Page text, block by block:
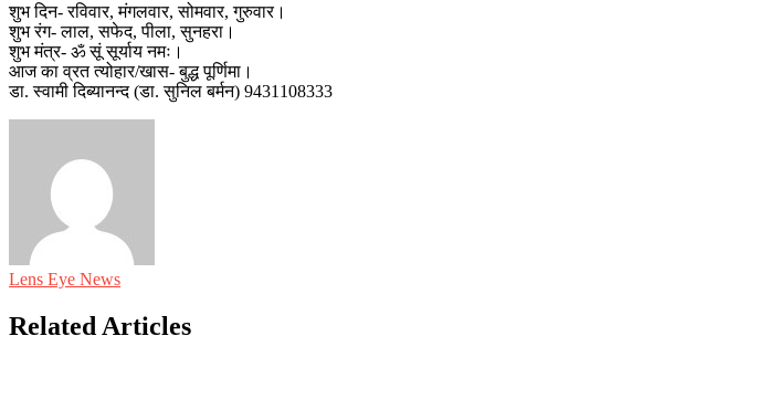
शुभ दिन- रविवार, मंगलवार, सोमवार, गुरुवार।
शुभ रंग- लाल, सफेद, पीला, सुनहरा।
शुभ मंत्र- ॐ सूं सूर्याय नमः।
आज का व्रत त्योहार/खास- बुद्ध पूर्णिमा।
डा. स्वामी दिब्यानन्द (डा. सुनिल बर्मन) 9431108333
Lens Eye News
Related Articles